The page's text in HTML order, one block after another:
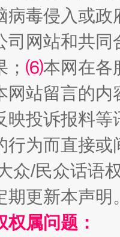
病毒侵入或
司网站和共
⑹本网在各
网站留言的内
映投诉报料
行为而直接
众/民众话语
期更新本声明
属问题：